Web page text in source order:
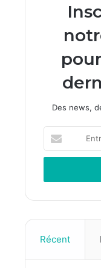
Des news,
t
e
o
t
e
Récent